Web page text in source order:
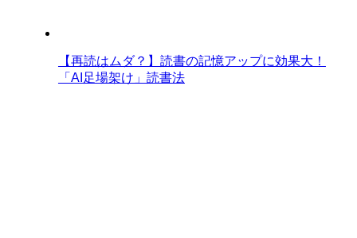
【再読はムダ？】読書の記憶アップに効果大！
「AI足場架け」読書法